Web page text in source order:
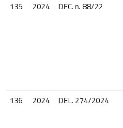
135
2024 DEC. n. 88/22
136
2024 DEL. 274/2024